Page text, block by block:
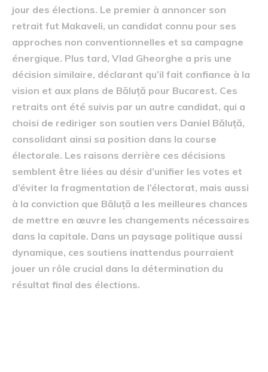
jour des élections. Le premier à annoncer son
retrait fut Makaveli, un candidat connu pour ses
approches non conventionnelles et sa campagne
énergique. Plus tard, Vlad Gheorghe a pris une
décision similaire, déclarant qu’il fait confiance à la
vision et aux plans de Băluță pour Bucarest. Ces
retraits ont été suivis par un autre candidat, qui a
choisi de rediriger son soutien vers Daniel Băluță,
consolidant ainsi sa position dans la course
électorale. Les raisons derrière ces décisions
semblent être liées au désir d’unifier les votes et
d’éviter la fragmentation de l’électorat, mais aussi
à la conviction que Băluță a les meilleures chances
de mettre en œuvre les changements nécessaires
dans la capitale. Dans un paysage politique aussi
dynamique, ces soutiens inattendus pourraient
jouer un rôle crucial dans la détermination du
résultat final des élections.